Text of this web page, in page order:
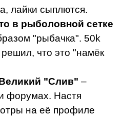
лайки сыплются.
в рыболовной сетке
"рыбачка". 50k
решил, что это "намёк
"Слив" –
форумах. Настя
на её профиле